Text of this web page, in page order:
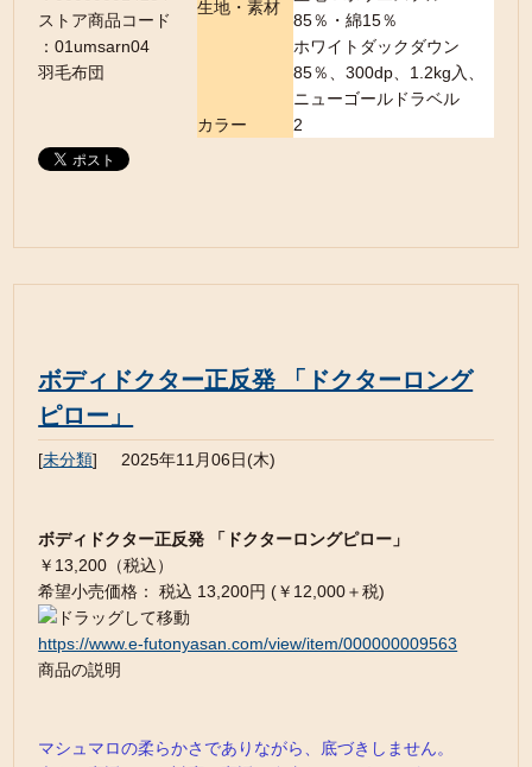
生地・素材
85％・綿15％
ホワイトダックダウン
85％、300dp、1.2kg入、
ニューゴールドラベル
カラー
2
ストア商品コード
：01umsarn04
羽毛布団
ボディドクター正反発 「ドクターロング
ピロー」
[未分類] 2025年11月06日(木)
ボディドクター正反発 「ドクターロングピロー」
￥13,200（税込）
希望小売価格： 税込 13,200円 (￥12,000＋税)
https://www.e-futonyasan.com/view/item/000000009563
商品の説明
マシュマロの柔らかさでありながら、底づきしません。